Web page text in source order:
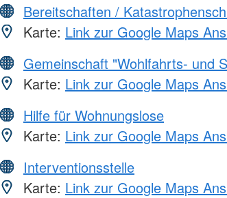
Bereitschaften /
Karte: Link zur Google Maps
Gemeinschaft "Wohlfahrts- und
Karte: Link zur Google Maps
Hilfe für Wohnungslose
Karte: Link zur Google Maps
Interventionsstelle
Karte: Link zur Google Maps